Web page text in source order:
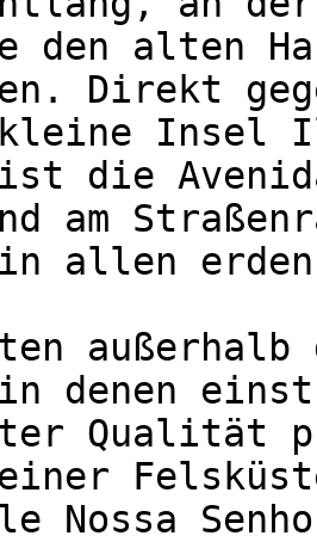
den alten
Direkt
Insel
die Avenida
am
in allen
denen
Qualität
Nossa